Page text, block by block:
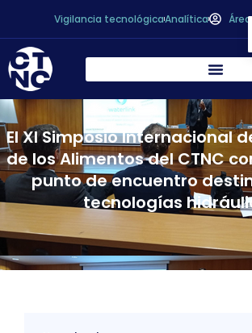
Vigilancia tecnológicaAnalítica
El XI Simposio Internacional
de los Alimentos del CTNC
punto de encuentro
tecnologías